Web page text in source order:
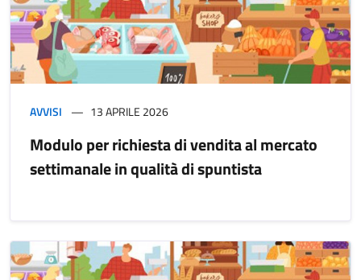
AVVISI 13 APRILE 2026
Modulo per richiesta di vendita al mercato
settimanale in qualità di spuntista